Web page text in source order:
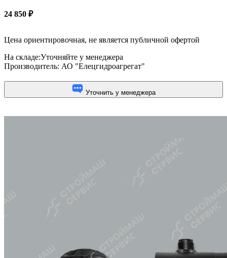
24 850 ₽
Цена ориентировочная, не является публичной офертой
На складе:Уточняйте у менеджера
Производитель: АО "Елецгидроагрегат"
Уточнить у менеджера